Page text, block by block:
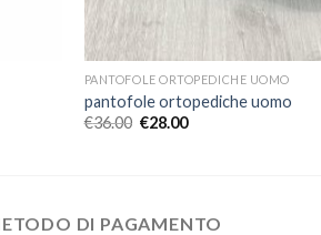
PANTOFOLE ORTOPEDICHE UOMO
pantofole ortopediche uomo
€36.00 €28.00
DI PAGAMENTO